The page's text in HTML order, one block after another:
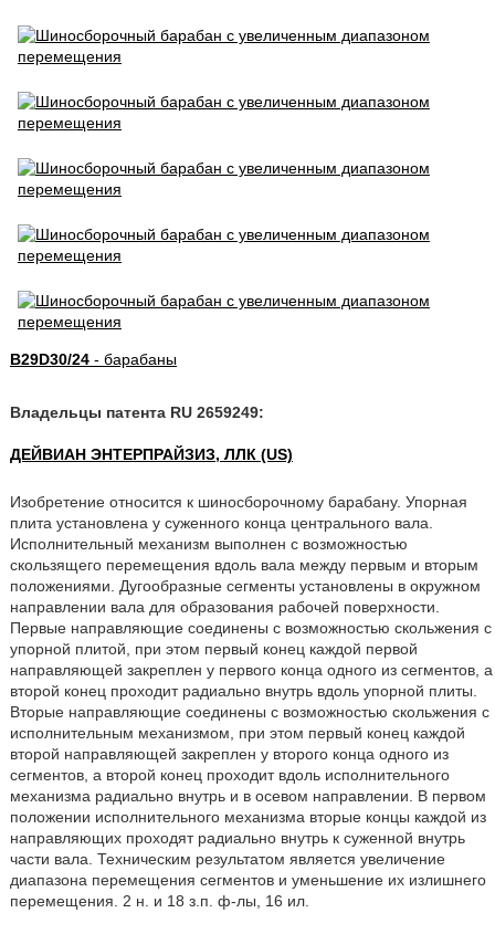
B29D30/24- барабаны
Владельцы патента RU 2659249:
ДЕЙВИАН ЭНТЕРПРАЙЗИЗ, ЛЛК (US)
Изобретение относится к шиносборочному барабану. Упорная
плита установлена у суженного конца центрального вала.
Исполнительный механизм выполнен с возможностью
скользящего перемещения вдоль вала между первым и вторым
положениями. Дугообразные сегменты установлены в окружном
направлении вала для образования рабочей поверхности.
Первые направляющие соединены с возможностью скольжения с
упорной плитой, при этом первый конец каждой первой
направляющей закреплен у первого конца одного из сегментов, а
второй конец проходит радиально внутрь вдоль упорной плиты.
Вторые направляющие соединены с возможностью скольжения с
исполнительным механизмом, при этом первый конец каждой
второй направляющей закреплен у второго конца одного из
сегментов, а второй конец проходит вдоль исполнительного
механизма радиально внутрь и в осевом направлении. В первом
положении исполнительного механизма вторые концы каждой из
направляющих проходят радиально внутрь к суженной внутрь
части вала. Техническим результатом является увеличение
диапазона перемещения сегментов и уменьшение их излишнего
перемещения. 2 н. и 18 з.п. ф-лы, 16 ил.